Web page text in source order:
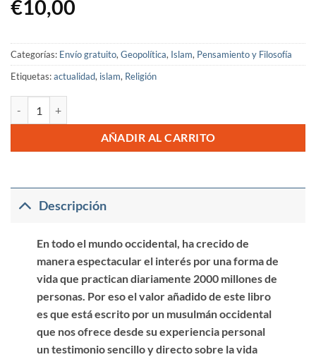
€10,00
Categorías: Envío gratuito,Geopolítica, Islam, Pensamiento y Filosofía
Etiquetas:actualidad, islam, Religión
AÑADIR AL CARRITO
Descripción
En todo el mundo occidental, ha crecido de
manera espectacular el interés por una forma de
vida que practican diariamente 2000 millones de
personas. Por eso el valor añadido de este libro
es que está escrito por un musulmán occidental
que nos ofrece desde su experiencia personal
un testimonio sencillo y directo sobre la vida